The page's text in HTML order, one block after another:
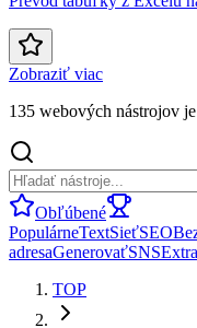
Zobraziť viac
135 webových nástrojov
Obľúbené
PopulárneTextSieťSEO
adresaGenerovaťSNS
TOP